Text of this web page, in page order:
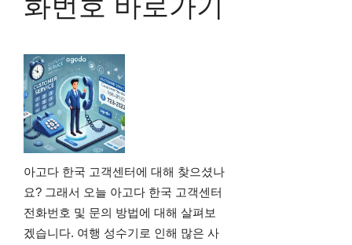
아고다 한국 고객센터에 대해 찾으셨나
요? 그래서 오늘 아고다 한국 고객센터
전화번호 및 문의 방법에 대해 살펴보
겠습니다. 여행 성수기로 인해 많은 사